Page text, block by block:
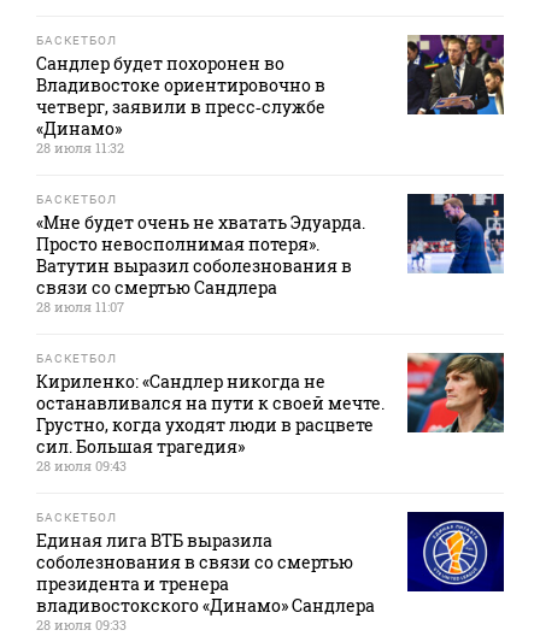
БАСКЕТБОЛ
Сандлер будет похоронен во
Владивостоке ориентировочно в
четверг, заявили в пресс‑службе
«Динамо»
28 июля 11:32
БАСКЕТБОЛ
«Мне будет очень не хватать Эдуарда.
Просто невосполнимая потеря».
Ватутин выразил соболезнования в
связи со смертью Сандлера
28 июля 11:07
БАСКЕТБОЛ
Кириленко: «Сандлер никогда не
останавливался на пути к своей мечте.
Грустно, когда уходят люди в расцвете
сил. Большая трагедия»
28 июля 09:43
БАСКЕТБОЛ
Единая лига ВТБ выразила
соболезнования в связи со смертью
президента и тренера
владивостокского «Динамо» Сандлера
28 июля 09:33